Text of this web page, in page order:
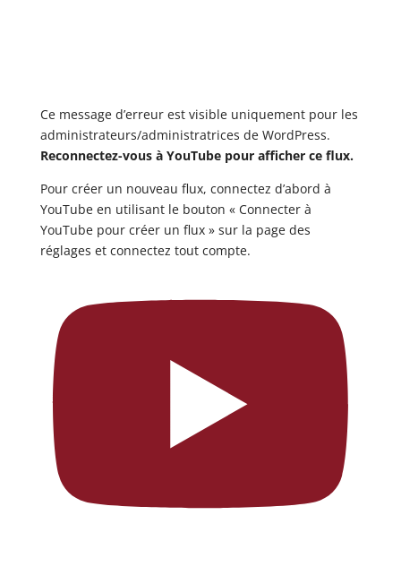
Ce message d’erreur est visible uniquement pour les
administrateurs/administratrices de WordPress.
Reconnectez-vous à YouTube pour afficher ce flux.
Pour créer un nouveau flux, connectez d’abord à
YouTube en utilisant le bouton « Connecter à
YouTube pour créer un flux » sur la page des
réglages et connectez tout compte.